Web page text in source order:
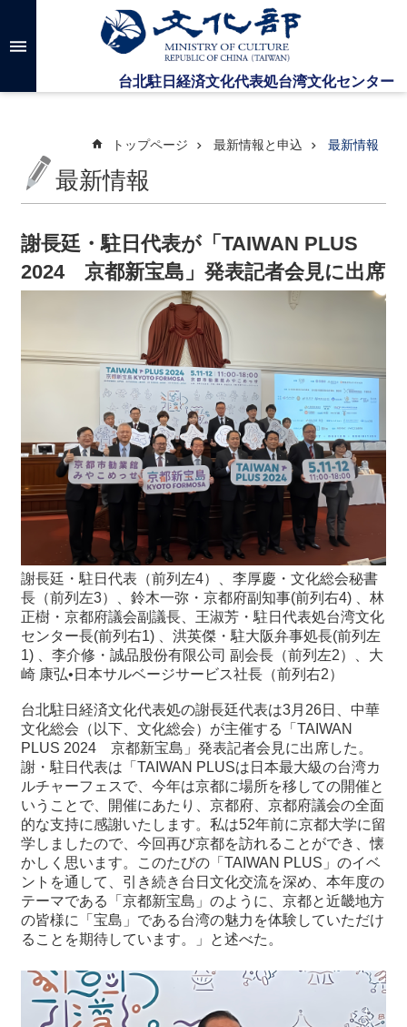
メインのコンテンツブロックにジャンプします
高
検
台
文
化
セ
ン
に
つ
最
情
報
込
過
去
行
事
台
湾
の
本
関
連
リ
ン
ク
ー
トップページ 最新情報と申込 最新情報
最新情報
謝長廷・駐日代表が「TAIWAN PLUS
2024 京都新宝島」発表記者会見に出席
謝長廷・駐日代表（前列左4）、李厚慶・文化総会秘書
長（前列左3）、鈴木一弥・京都府副知事(前列右4) 、林
正樹・京都府議会副議長、王淑芳・駐日代表処台湾文化
センター長(前列右1) 、洪英傑・駐大阪弁事処長(前列左
1) 、李介修・誠品股份有限公司 副会長（前列左2）、大
崎 康弘•日本サルベージサービス社長（前列右2）
台北駐日経済文化代表処の謝長廷代表は3月26日、中華
文化総会（以下、文化総会）が主催する「TAIWAN
PLUS 2024 京都新宝島」発表記者会見に出席した。
謝・駐日代表は「TAIWAN PLUSは日本最大級の台湾カ
ルチャーフェスで、今年は京都に場所を移しての開催と
いうことで、開催にあたり、京都府、京都府議会の全面
的な支持に感謝いたします。私は52年前に京都大学に留
学しましたので、今回再び京都を訪れることができ、懐
かしく思います。このたびの「TAIWAN PLUS」のイベ
ントを通して、引き続き台日文化交流を深め、本年度の
テーマである「京都新宝島」のように、京都と近畿地方
の皆様に「宝島」である台湾の魅力を体験していただけ
ることを期待しています。」と述べた。